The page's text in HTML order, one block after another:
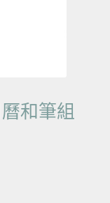
和筆組